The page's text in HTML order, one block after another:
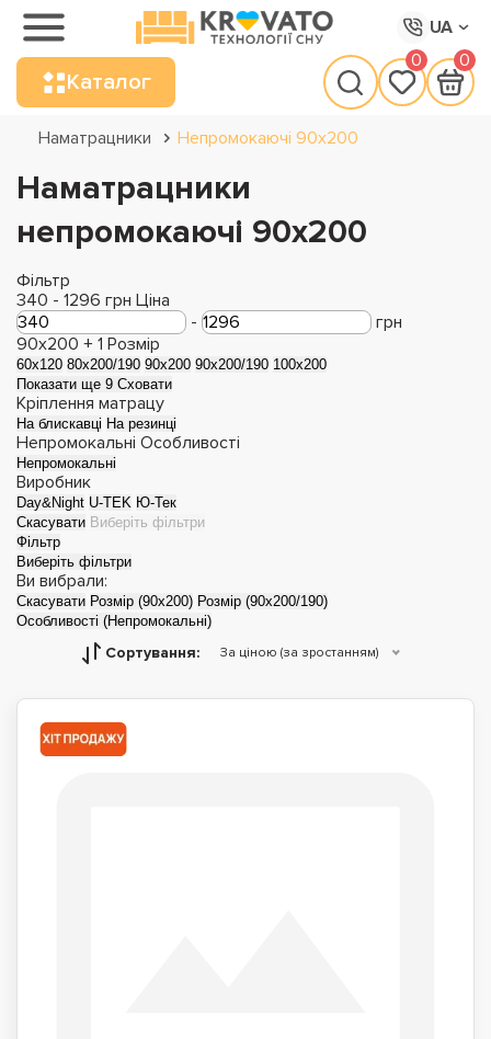
UA
Каталог
0 0
Наматрацники Непромокаючі 90х200
Наматрацники
непромокаючі 90х200
Фільтр
340 - 1296 грн Ціна
-
грн
90x200 + 1 Розмір
60x120 80x200/190 90x200 90x200/190 100х200
Показати ще 9 Сховати
Кріплення матрацу
На блискавці На резинці
Непромокальні Особливості
Непромокальні
Виробник
Day&Night U-TEK Ю-Тек
Скасувати Виберіть фільтри
Фільтр
Виберіть фільтри
Ви вибрали:
Скасувати Розмір (90x200) Розмір (90x200/190)
Особливості (Непромокальні)
Сортування: За ціною (за зростанням)